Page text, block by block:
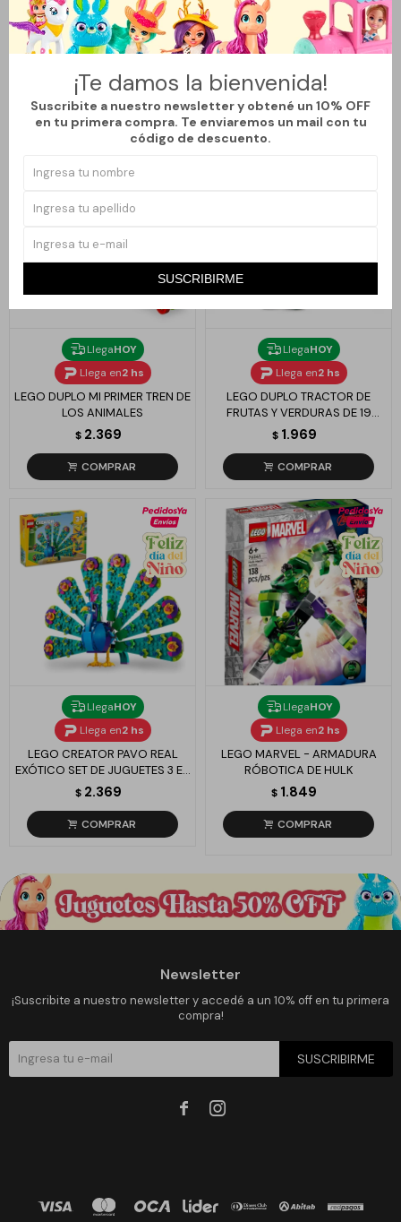
¡Te damos la bienvenida!
Suscribite a nuestro newsletter y obtené un 10% OFF
en tu primera compra. Te enviaremos un mail con tu
código de descuento.
SUSCRIBIRME
Llega en
2 hs
LEGO DAFFODILS
$1.849
Llega en2 hs
LEGO FRIENDS HAMSTER
PLAYGROUND
$ 2.369
LlegaHOY
Llega en2 hs
LEGO DUPLO MI PRIMER TREN DE
LOS ANIMALES
$ 2.369
LlegaHOY
Llega en2 hs
LEGO DUPLO TRACTOR DE
FRUTAS Y VERDURAS DE 19
PIEZAS BALDE
$ 1.969
LlegaHOY
Llega en2 hs
LEGO CREATOR PAVO REAL
EXÓTICO SET DE JUGUETES 3 EN
1
$ 2.369
LlegaHOY
Llega en2 hs
LEGO MARVEL - ARMADURA
RÓBOTICA DE HULK
$ 1.849
Newsletter
¡Suscribite a nuestro newsletter y accedé a un 10% off en tu primera
compra!
SUSCRIBIRME
 